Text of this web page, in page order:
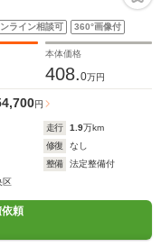
ライン相談可 360°画像付
本体価格
408.0万円
円
走行 1.9万km
修復
なし
整備
法定整備付
区
頼